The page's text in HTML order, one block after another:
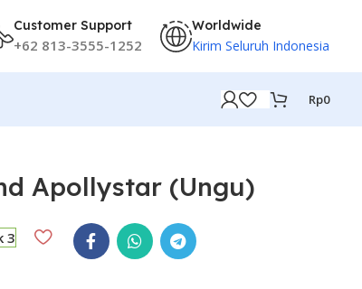
Customer Support
+62 813-3555-1252
Worldwide
Kirim Seluruh Indonesia
Rp0
Apollystar (Ungu)
3